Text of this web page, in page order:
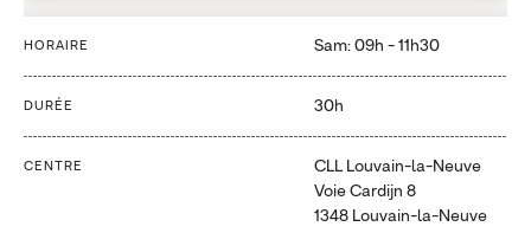
HORAIRE Sam: 09h - 11h30
DURÉE 30h
CENTRE
CLL Louvain-la-Neuve
Voie Cardijn 8
1348 Louvain-la-Neuve